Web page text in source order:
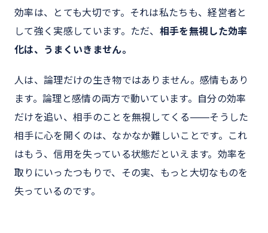
効率は、とても大切です。それは私たちも、経営者と
して強く実感しています。ただ、 相手を無視した効率
化は、うまくいきません。
人は、論理だけの生き物ではありません。感情もあり
ます。論理と感情の両方で動いています。自分の効率
だけを追い、相手のことを無視してくる――そうした
相手に心を開くのは、なかなか難しいことです。これ
はもう、信用を失っている状態だといえます。効率を
取りにいったつもりで、その実、もっと大切なものを
失っているのです。